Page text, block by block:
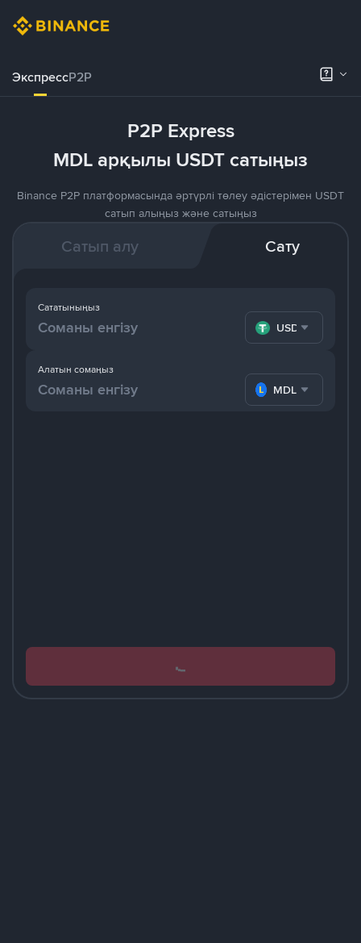
ЭкспрессP2P
P2P Express
MDL арқылы USDT сатыңыз
Binance P2P платформасында әртүрлі төлеу әдістерімен USDT
сатып алыңыз және сатыңыз
Сатып алу Сату
Алатын сомаңыз
MDL
Сататыныңыз
USDT